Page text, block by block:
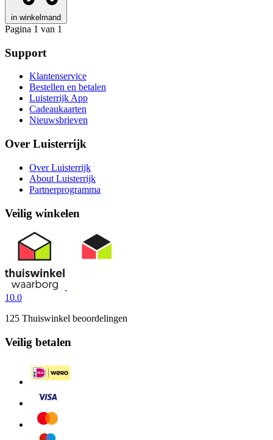
in winkelmand
Pagina 1 van 1
Support
Klantenservice
Bestellen en betalen
Luisterrijk App
Cadeaukaarten
Nieuwsbrieven
Over Luisterrijk
Over Luisterrijk
About Luisterrijk
Partnerprogramma
Veilig winkelen
10.0
125 Thuiswinkel beoordelingen
Veilig betalen